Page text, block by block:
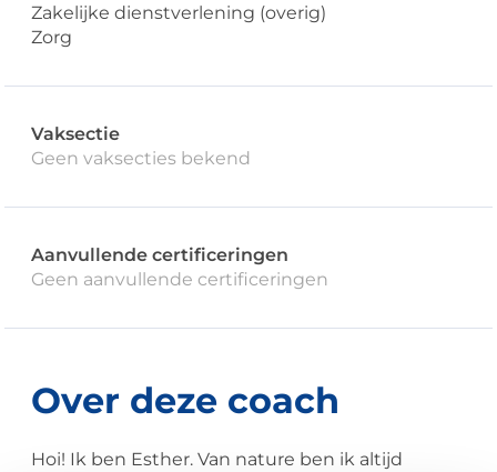
Zakelijke dienstverlening (overig)
Zorg
Vaksectie
Geen vaksecties bekend
Aanvullende certificeringen
Geen aanvullende certificeringen
Over deze coach
Hoi! Ik ben Esther. Van nature ben ik altijd